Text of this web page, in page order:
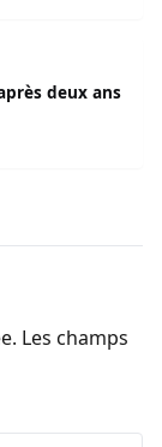
deux ans
Les champs